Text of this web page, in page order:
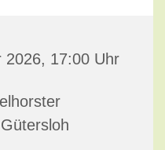
2026, 17:00 Uhr